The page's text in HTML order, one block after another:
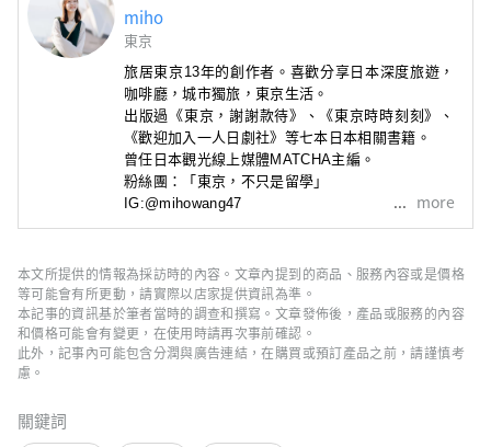
miho
東京
旅居東京13年的創作者。喜歡分享日本深度旅遊，
咖啡廳，城市獨旅，東京生活。
出版過《東京，謝謝款待》
、 《東京時時刻刻》
、
《歡迎加入一人日劇社》 等七本日本相關書籍。
曾任日本觀光線上媒體MATCHA主編。
粉絲團：「東京，不只是留學」
IG:@mihowang47
more
本文所提供的情報為採訪時的內容。文章內提到的商品、服務內容或是價格
等可能會有所更動，請實際以店家提供資訊為準。
本記事的資訊基於筆者當時的調查和撰寫。文章發佈後，產品或服務的內容
和價格可能會有變更，在使用時請再次事前確認。
此外，記事內可能包含分潤與廣告連結，在購買或預訂產品之前，請謹慎考
慮。
關鍵詞